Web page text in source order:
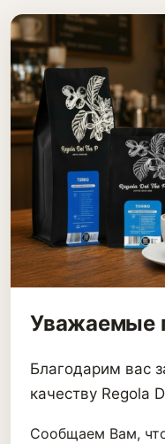
Уважаемые
Благодарим вас
качеству Regola
Сообщаем Вам,